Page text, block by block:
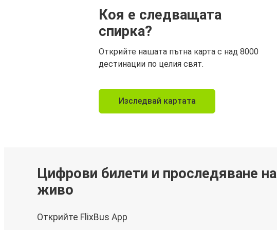
Коя е следващата
спирка?
Открийте нашата пътна карта с над 8000
дестинации по целия свят.
Изследвай картата
Цифрови билети и проследяване на
живо
Открийте FlixBus App